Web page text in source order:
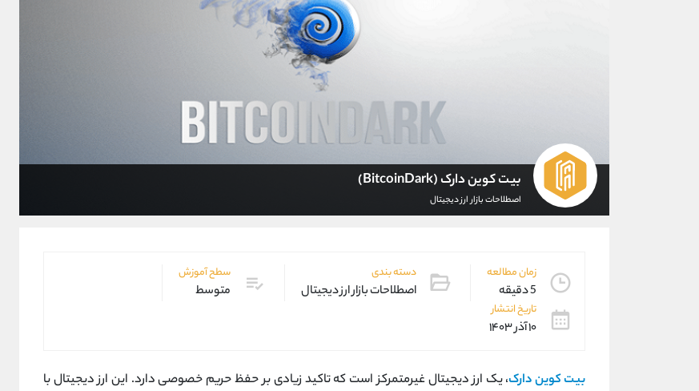
بیت کوین دارک (BitcoinDark)
اصطلاحات بازار ارز دیجیتال
زمان مطالعه
5 دقیقه
دسته بندی
اصطلاحات بازار ارز دیجیتال
سطح آموزش
متوسط
تاریخ انتشار
۱۰ آذر ۱۴۰۳
بیت کوین دارک، یک ارز دیجیتال غیرمتمرکز است که تاکید زیادی بر حفظ حریم خصوصی دارد. این ارز دیجیتال با